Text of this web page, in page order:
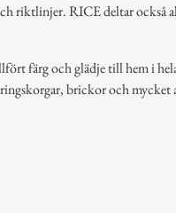
riktlinjer. RICE deltar också
färg och glädje till hem i
brickor och mycket